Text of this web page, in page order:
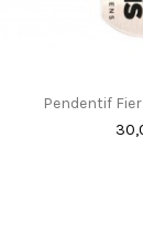
Pendentif